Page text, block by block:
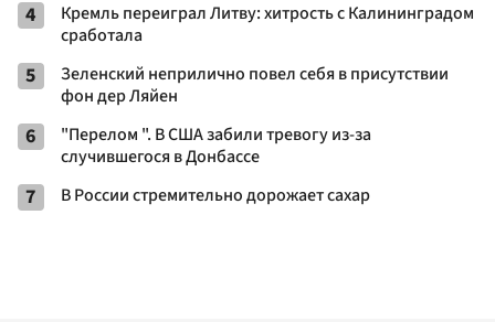
4
Кремль переиграл Литву: хитрость с Калининградом
сработала
5
Зеленский неприлично повел cебя в присутствии
фон дер Ляйен
6
"Перелом ". В США забили тревогу из-за
случившегося в Донбассе
7 В России стремительно дорожает сахар